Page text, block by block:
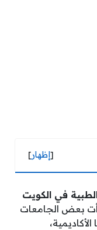
[إظهار]
في الكويت
بعض الجامعات